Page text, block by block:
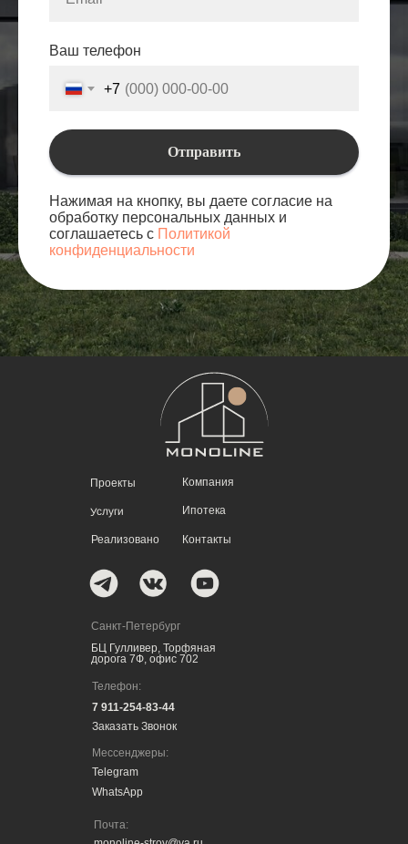
Ваш телефон
+7
Отправить
Нажимая на кнопку, вы даете согласие на
обработку персональных данных и
соглашаетесь с Политикой
конфиденциальности
Контакты
Ипотека
Компания
Реализовано
Услуги
WhatsApp
Telegram
Заказать Звонок
БЦ Гулливер, Торфяная
дорога 7Ф, офис 702
7 911-254-83-44
Почта:
Мессенджеры:
Телефон:
Санкт-Петербург
Проекты